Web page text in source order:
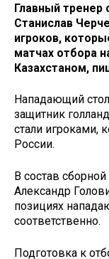
Главный тренер
Станислав
игроков,
матчах отбора
Казахстаном,
Нападающий
защитник
стали игроками,
России.
В состав
Александр
позициях
соответственно.
Подготовка к